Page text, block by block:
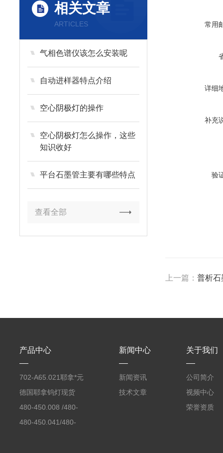
相关文章
ARTICLES
气相色谱仪该怎么安装呢
自动进样器特点介绍
空心阴极灯的操作
空心阴极灯怎么操作，这些
知识收好
平台石墨管主要有哪些特点
查看全部
常用
详细
补充
验
上一篇：普析石
产品中心
702-A65.021耶拿*元
素分析仪反应罐
德国耶拿钨灯现货
480-450.008 /480-
450.008C耶拿镉Cd空
480-450.041/480-
新闻中心
新闻资讯
技术文章
关于我们
公司简介
视频中心
荣誉资质